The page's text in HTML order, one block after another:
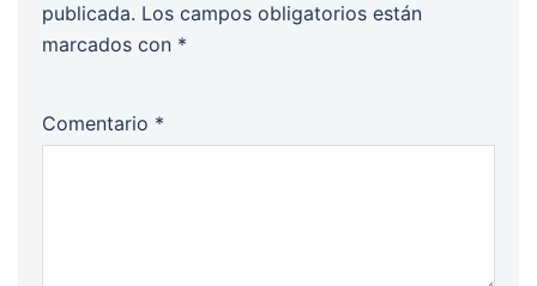
publicada. Los campos obligatorios están
marcados con *
Comentario *